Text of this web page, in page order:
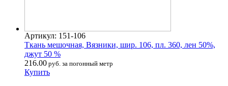
Артикул: 151-106
Ткань мешочная, Вязники, шир. 106, пл. 360, лен 50%,
джут 50 %
216.00 руб. за погонный метр
Купить